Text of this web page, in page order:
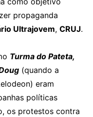
propaganda
Ultrajovem, CRUJ.
Turma do Pateta,
(quando a
eram
políticas
os protestos contra